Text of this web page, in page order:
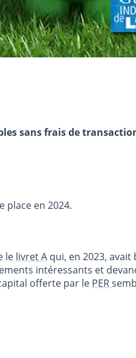
sans frais de
place en 2024.
le livret A qui, en 2023, avait
intéressants et
offerte par le PER